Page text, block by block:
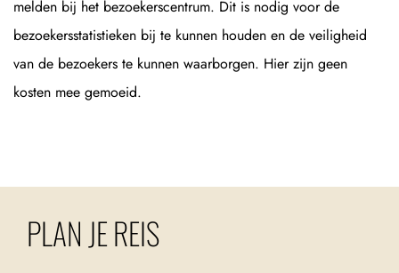
melden bij het bezoekerscentrum. Dit is nodig voor de
bezoekersstatistieken bij te kunnen houden en de veiligheid
van de bezoekers te kunnen waarborgen. Hier zijn geen
kosten mee gemoeid.
PLAN JE REIS